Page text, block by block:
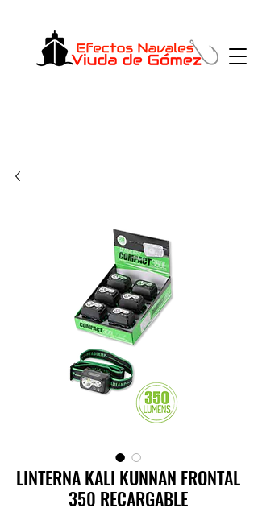
LINTERNA KALI KUNNAN FRONTAL
350 RECARGABLE